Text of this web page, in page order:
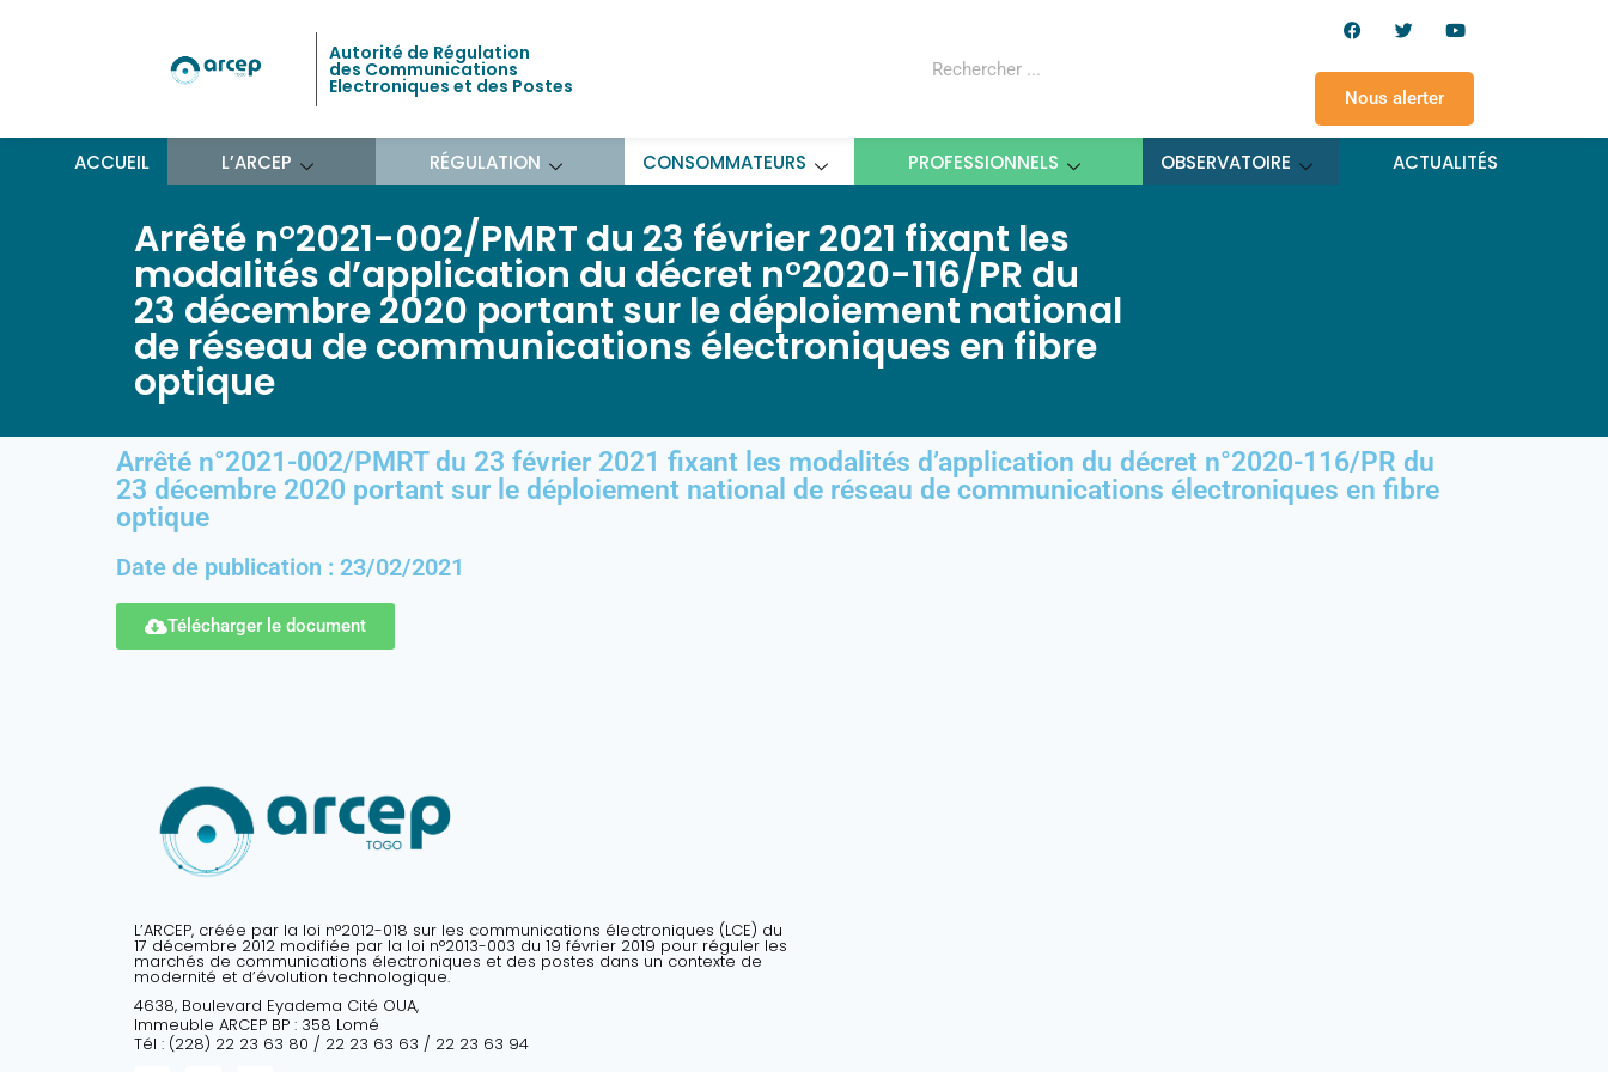
Autorité de Régulation
des Communications
Electroniques et des Postes
Nous alerter
ACCUEIL L’ARCEP RÉGULATION CONSOMMATEURS PROFESSIONNELS OBSERVATOIRE ACTUALITÉS
Arrêté n°2021-002/PMRT du 23 février 2021 fixant les
modalités d’application du décret n°2020-116/PR du
23 décembre 2020 portant sur le déploiement national
de réseau de communications électroniques en fibre
optique
Arrêté n°2021-002/PMRT du 23 février 2021 fixant les modalités d’application du décret n°2020-116/PR du
23 décembre 2020 portant sur le déploiement national de réseau de communications électroniques en fibre
optique
Date de publication : 23/02/2021
Télécharger le document
L’ARCEP, créée par la loi n°2012-018 sur les communications électroniques (LCE) du
17 décembre 2012 modifiée par la loi n°2013-003 du 19 février 2019 pour réguler les
marchés de communications électroniques et des postes dans un contexte de
modernité et d’évolution technologique.
4638, Boulevard Eyadema Cité OUA,
Immeuble ARCEP BP : 358 Lomé
Tél : (228) 22 23 63 80 / 22 23 63 63 / 22 23 63 94